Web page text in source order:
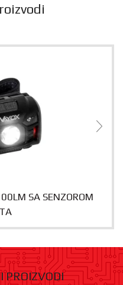
SA SENZOROM
PROIZVODI